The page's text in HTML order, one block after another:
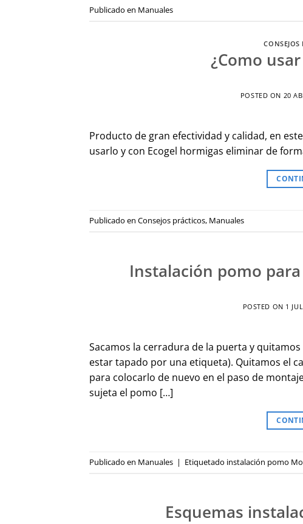
Publicado en Manuales
CONSEJOS
¿Como
POSTED ON 20
Producto de gran efectividad y calidad, en
usarlo y con Ecogel hormigas eliminar de
Publicado en Consejos prácticos, Manuales
Instalación pomo
POSTED ON 1
Sacamos la cerradura de la puerta y
estar tapado por una etiqueta). Quitamos el
para colocarlo de nuevo en el paso de
sujeta el pomo […]
Publicado en Manuales | Etiquetado instalación pomo
Esquemas